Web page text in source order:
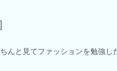
んと見てファッションを勉強し